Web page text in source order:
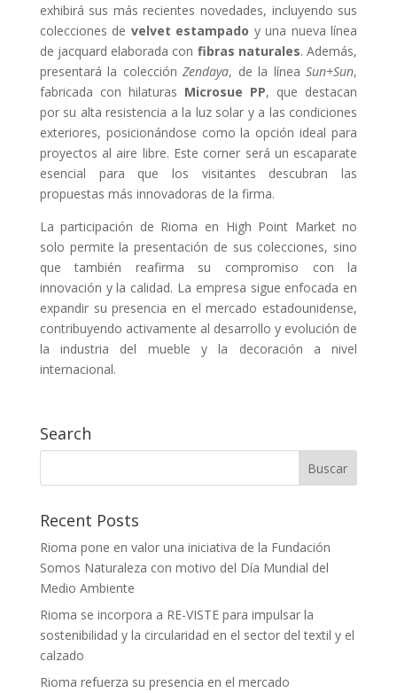
exhibirá sus más recientes novedades, incluyendo sus
colecciones de velvet estampado y una nueva línea
de jacquard elaborada con fibras naturales. Además,
presentará la colecciónZendaya, de la líneaSun+Sun,
fabricada con hilaturas Microsue PP, que destacan
por su alta resistencia a la luz solar y a las condiciones
exteriores, posicionándose como la opción ideal para
proyectos al aire libre. Este corner será un escaparate
esencial para que los visitantes descubran las
propuestas más innovadoras de la firma.
La participación de Rioma en High Point Market no
solo permite la presentación de sus colecciones, sino
que también reafirma su compromiso con la
innovación y la calidad. La empresa sigue enfocada en
expandir su presencia en el mercado estadounidense,
contribuyendo activamente al desarrollo y evolución de
la industria del mueble y la decoración a nivel
internacional.
Search
Recent Posts
Rioma pone en valor una iniciativa de la Fundación
Somos Naturaleza con motivo del Día Mundial del
Medio Ambiente
Rioma se incorpora a RE-VISTE para impulsar la
sostenibilidad y la circularidad en el sector del textil y el
calzado
Rioma refuerza su presencia en el mercado